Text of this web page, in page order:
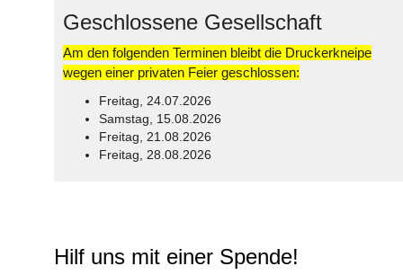
Geschlossene Gesellschaft
Am den folgenden Terminen bleibt die Druckerkneipe
wegen einer privaten Feier geschlossen:
Freitag, 24.07.2026
Samstag, 15.08.2026
Freitag, 21.08.2026
Freitag, 28.08.2026
Hilf uns mit einer Spende!